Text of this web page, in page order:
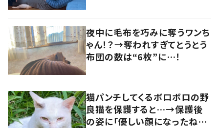
夜中に毛布を巧みに奪うワンち
ゃん！？→奪われすぎてとうとう
布団の数は“6枚”に…！
猫パンチしてくるボロボロの野
良猫を保護すると…→保護後
の姿に「優しい顔になったね！」